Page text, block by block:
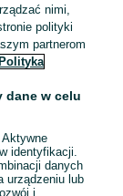
nimi,
polityki
partnerom
Polityka
dane w celu
identyfikacji.
danych
urządzeniu lub
i